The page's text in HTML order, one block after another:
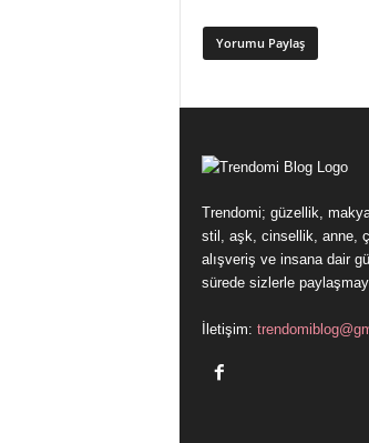
Trendomi; güzellik,
stil, aşk, cinsellik, anne,
alışveriş ve insana dair
sürede sizlerle
İletişim: